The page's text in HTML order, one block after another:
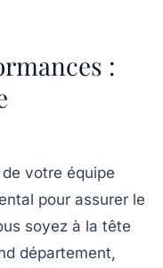
:
de votre équipe
pour assurer le
soyez à la tête
département,